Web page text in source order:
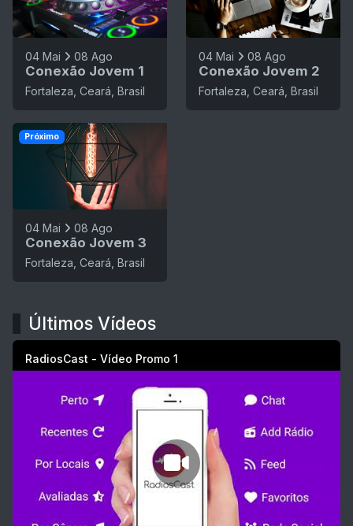
04 Mai 08 Ago
Conexão Jovem 1
Fortaleza, Ceará, Brasil
04 Mai 08 Ago
Conexão Jovem 2
Fortaleza, Ceará, Brasil
04 Mai 08 Ago
Conexão Jovem 3
Fortaleza, Ceará, Brasil
Próximo
Últimos Vídeos
RadiosCast - Vídeo Promo 1